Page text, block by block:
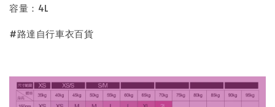
容量：4L
#路達自行車衣百貨